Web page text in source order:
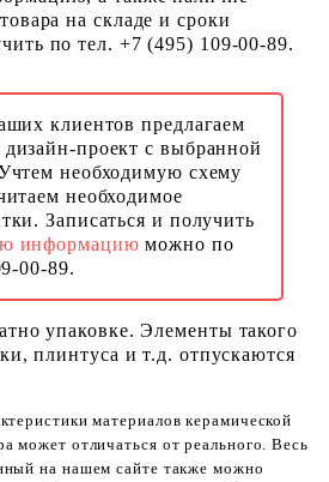
на складе и сроки
по тел. +7 (495) 109-00-89.
клиентов предлагаем
проект с выбранной
необходимую схему
необходимое
Записаться и получить
информациюможно по
00-89.
упаковке. Элементы такого
плинтуса и т.д. отпускаются
материалов керамической
может отличаться от реального. Весь
на нашем сайте также можно